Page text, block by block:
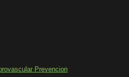
Prevencion